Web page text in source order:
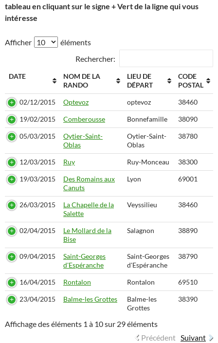
tableau en cliquant sur le signe + Vert de la ligne qui vous
intéresse
Afficher
éléments
Rechercher:
DATE
NOM DE LA
RANDO
LIEU DE
DÉPART
CODE
POSTAL
02/12/2015 Optevoz optevoz 38460
19/02/2015 Comberousse Bonnefamille 38090
05/03/2015
Oytier-Saint-
Oblas
Oytier-Saint-
Oblas
38780
12/03/2015 Ruy Ruy-Monceau 38300
19/03/2015
Des Romains aux
Canuts
Lyon 69001
26/03/2015
La Chapelle de la
Salette
Veyssilieu 38460
02/04/2015
Le Mollard de la
Bise
Salagnon 38890
09/04/2015
Saint-Georges
d'Espéranche
Saint-Georges
d'Espéranche
38790
16/04/2015 Rontalon Rontalon 69510
23/04/2015 Balme-les Grottes
Balme-les
Grottes
38390
Affichage des éléments 1 à 10 sur 29 éléments
Précédent Suivant